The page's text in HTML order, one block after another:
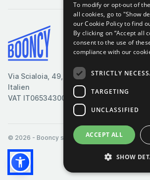
Via Scialoia, 49, Florenz,
Italien
VAT IT06534300485
Cookie-
© 2026 - Booncy srl - VAT IT06534300485
To modify or opt-out of
all cookies, go to "Show
our Cookie Policy to find
By clicking on “Accept all
consent to the use of
compliance with our
STRICTLY
TARGETING
UNCLASSIFIED
ACCEPT ALL
SHOW